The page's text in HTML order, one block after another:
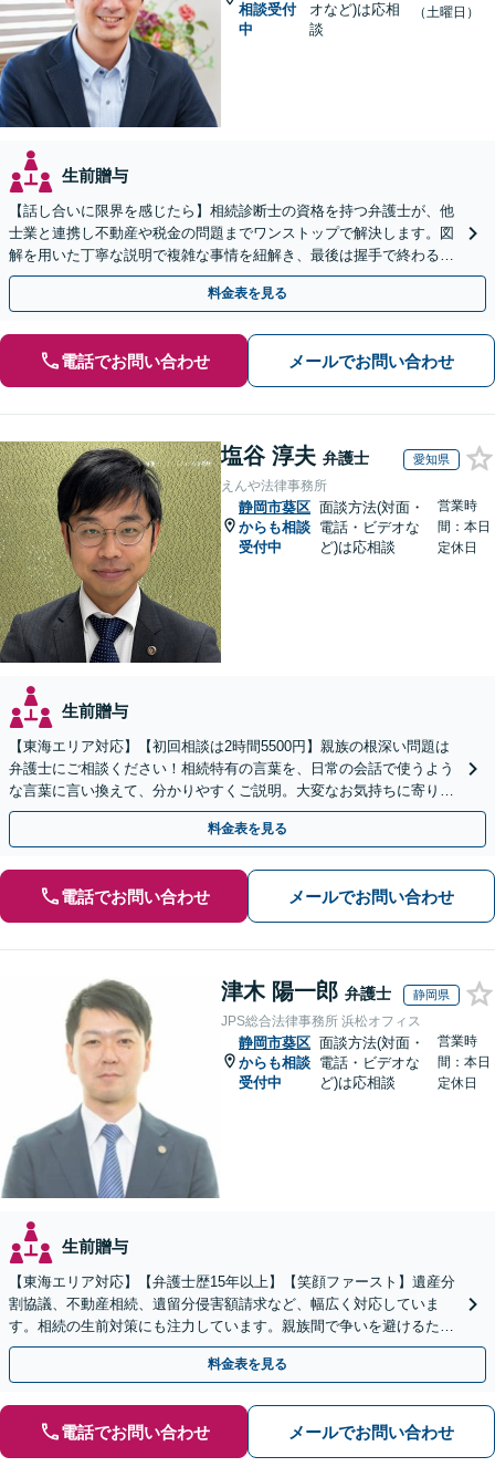
相談受付
中
オなど)は応相
談
（土曜日）
生前贈与
【話し合いに限界を感じたら】相続診断士の資格を持つ弁護士が、他
士業と連携し不動産や税金の問題までワンストップで解決します。図
解を用いた丁寧な説明で複雑な事情を紐解き、最後は握手で終わる円
満な解決へ導きます。【東海エリア・神奈川県対応】
料金表を見る
電話でお問い合わせ メールでお問い合わせ
塩谷 淳夫 弁護士 愛知県
えんや法律事務所
静岡市葵区
からも相談
受付中
面談方法(対面・
電話・ビデオな
ど)は応相談
営業時
間：本日
定休日
生前贈与
【東海エリア対応】【初回相談は2時間5500円】親族の根深い問題は
弁護士にご相談ください！相続特有の言葉を、日常の会話で使うよう
な言葉に言い換えて、分かりやすくご説明。大変なお気持ちに寄り添
い、納得できる解決を目指します
料金表を見る
電話でお問い合わせ メールでお問い合わせ
津木 陽一郎 弁護士 静岡県
JPS総合法律事務所 浜松オフィス
静岡市葵区
からも相談
受付中
面談方法(対面・
電話・ビデオな
ど)は応相談
営業時
間：本日
定休日
生前贈与
【東海エリア対応】【弁護士歴15年以上】【笑顔ファースト】遺産分
割協議、不動産相続、遺留分侵害額請求など、幅広く対応していま
す。相続の生前対策にも注力しています。親族間で争いを避けるため
にも、お早めにご相談ください。【初回面談無料】
料金表を見る
電話でお問い合わせ メールでお問い合わせ